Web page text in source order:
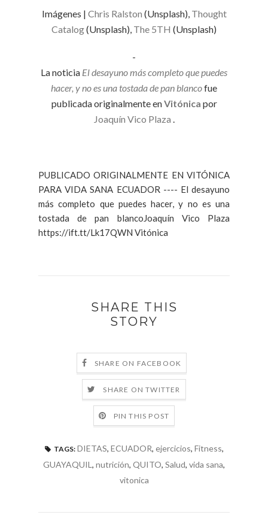
Imágenes | Chris Ralston (Unsplash), Thought
Catalog(Unsplash), The 5TH (Unsplash)
-
La noticia El desayuno más completo que puedes
hacer, y no es una tostada de pan blancofue
publicada originalmente enVitónica por
Joaquín Vico Plaza
PUBLICADO ORIGINALMENTE EN VITÓNICA
PARA VIDA SANA ECUADOR ---- El desayuno
más completo que puedes hacer, y no es una
tostada de pan blancoJoaquín Vico Plaza
https://ift.tt/Lk17QWN Vitónica
SHARE THIS
STORY
SHARE ON FACEBOOK
SHARE ON TWITTER
PIN THIS POST
TAGS: DIETAS, ECUADOR, ejercicios, Fitness,
GUAYAQUIL , nutrición, QUITO, Salud, vida sana,
vitonica